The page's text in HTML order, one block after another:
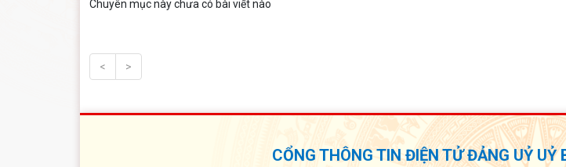
Chuyên mục này chưa có bài viết nào
< >
CỔNG THÔNG TIN ĐIỆN TỬ ĐẢNG UỶ